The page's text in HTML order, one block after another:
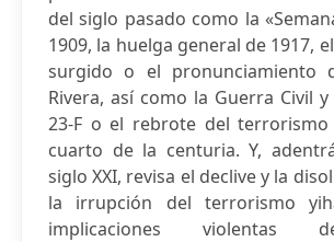
del siglo pasado como la
1909, la huelga general de 1917,
surgido o el pronunciamiento
Rivera, así como la Guerra Civil
23-F o el rebrote del
cuarto de la centuria. Y,
siglo XXI, revisa el declive y la
la irrupción del terrorismo
implicaciones violentas